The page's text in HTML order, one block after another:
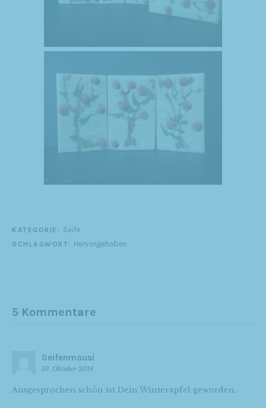
KATEGORIE: Seife
SCHLAGWORT: Hervorgehoben
5 Kommentare
Seifenmausi
10. Oktober 2014
Ausgesprochen schön ist Dein Winterapfel geworden.